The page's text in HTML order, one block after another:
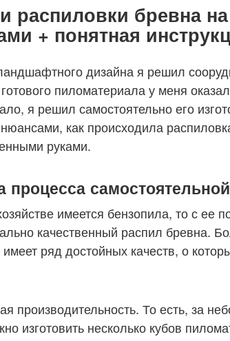
распиловки бревна
+ понятная
дизайна я решил
пиломатериала у меня
я решил самостоятельно его
как происходила
руками.
имеется бензопила, то с ее
качественный распил бревна.
ряд достойных качеств, о
производительность. То есть, за
изготовить несколько кубов